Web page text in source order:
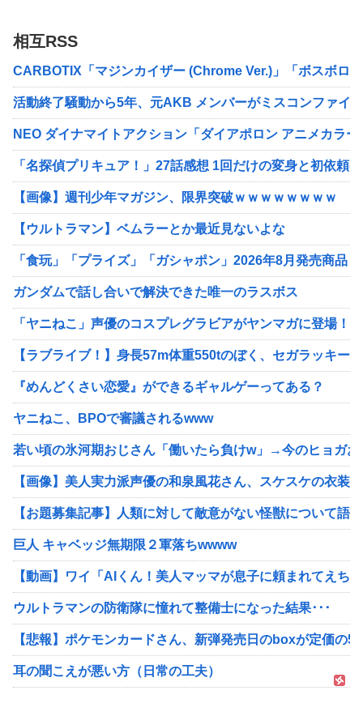
相互RSS
CARBOTIX「マジンカイザー (Chrome Ver.)」「ボスボロ
活動終了騒動から5年、元AKB メンバーがミスコンファイ
NEO ダイナマイトアクション「ダイアポロン アニメカラ
「名探偵プリキュア！」27話感想 1回だけの変身と初依
【画像】週刊少年マガジン、限界突破ｗｗｗｗｗｗｗｗ
【ウルトラマン】ベムラーとか最近見ないよな
「食玩」「プライズ」「ガシャポン」2026年8月発売商品
ガンダムで話し合いで解決できた唯一のラスボス
「ヤニねこ」声優のコスプレグラビアがヤンマガに登場！！
【ラブライブ！】身長57m体重550tのぼく、セガラッキー
『めんどくさい恋愛』ができるギャルゲーってある？
ヤニねこ、BPOで審議されるwww
若い頃の氷河期おじさん「働いたら負けw」→今のヒョガ
【画像】美人実力派声優の和泉風花さん、スケスケの衣装
【お題募集記事】人類に対して敵意がない怪獣について語
巨人 キャベッジ無期限２軍落ちwwww
【動画】ワイ「AIくん！美人マッマが息子に頼まれてえ
ウルトラマンの防衛隊に憧れて整備士になった結果･･･
【悲報】ポケモンカードさん、新弾発売日のboxが定価の5
耳の聞こえが悪い方（日常の工夫）